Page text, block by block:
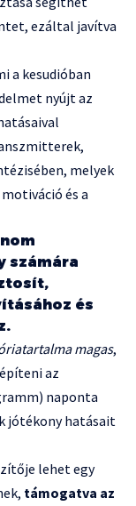
ezáltal javítva
a kesudióban
nyújt az
melyek
és a
számára
és
magas,
az
naponta
jótékony hatásait
lehet egy
támogatva az